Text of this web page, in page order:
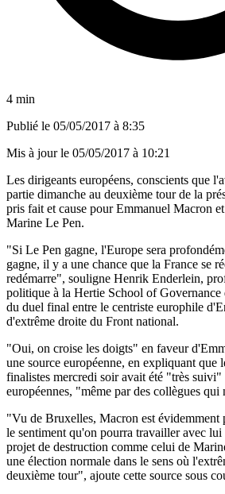
4 min
Publié le 05/05/2017 à 8:35
Mis à jour le 05/05/2017 à 10:21
Les dirigeants européens, conscients que
partie dimanche au deuxième tour de la
pris fait et cause pour Emmanuel Macron
Marine Le Pen.
"Si Le Pen gagne, l'Europe sera
gagne, il y a une chance que la France se
redémarre", souligne Henrik Enderlein,
politique à la Hertie School of
du duel final entre le centriste europhile
d'extrême droite du Front national.
"Oui, on croise les doigts" en faveur
une source européenne, en expliquant que
finalistes mercredi soir avait été "très suivi"
européennes, "même par des collègues qui
"Vu de Bruxelles, Macron est évidemment
le sentiment qu'on pourra travailler avec lui
projet de destruction comme celui de
une élection normale dans le sens où
deuxième tour", ajoute cette source sous